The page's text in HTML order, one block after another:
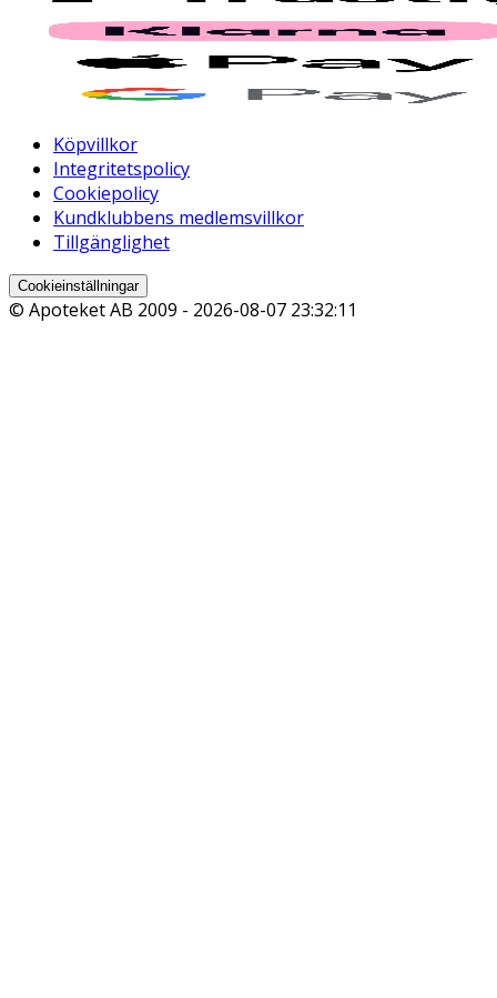
Köpvillkor
Integritetspolicy
Cookiepolicy
Kundklubbens medlemsvillkor
Tillgänglighet
Cookieinställningar
© Apoteket AB 2009 - 2026-08-07 23:32:11